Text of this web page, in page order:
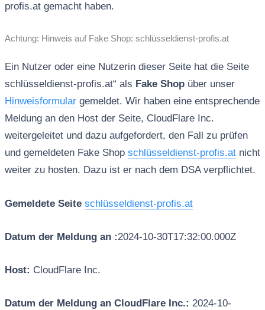
profis.at gemacht haben.
Achtung: Hinweis auf Fake Shop: schlüsseldienst-profis.at
Ein Nutzer oder eine Nutzerin dieser Seite hat die Seite
schlüsseldienst-profis.at“ als Fake Shopüber unser
Hinweisformulargemeldet. Wir haben eine entsprechende
Meldung an den Host der Seite, CloudFlare Inc.
weitergeleitet und dazu aufgefordert, den Fall zu prüfen
und gemeldeten Fake Shop schlüsseldienst-profis.atnicht
weiter zu hosten. Dazu ist er nach dem DSA verpflichtet.
Gemeldete Seite schlüsseldienst-profis.at
Datum der Meldung an :2024-10-30T17:32:00.000Z
Host: CloudFlare Inc.
Datum der Meldung an CloudFlare Inc.: 2024-10-